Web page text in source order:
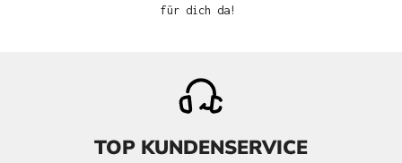
für dich da!
TOP KUNDENSERVICE